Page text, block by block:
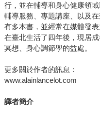
行，並在輔導和身心健康領
輔導服務、專題講座、以及
有多本書，並經常在媒體發表
在臺北生活了四年後，現居
冥想、身心調節學的益處。
更多關於作者的訊息：
www.alainlancelot.com
譯者簡介